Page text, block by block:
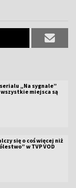
„Na sygnale”
miejsca są
się o coś więcej niż
w TVP VOD